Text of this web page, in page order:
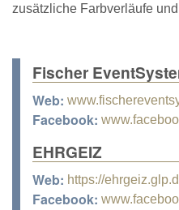
zusätzliche Farbverläufe
Fischer
Web:
Facebook:
EHRGEIZ
Web: https://
Facebook: